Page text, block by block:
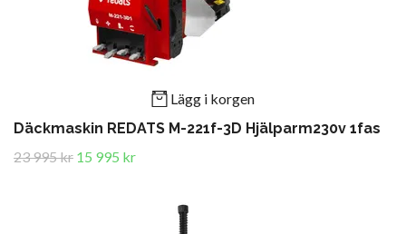
Lägg i korgen
Däckmaskin REDATS M-221f-3D Hjälparm230v 1fas
23 995 kr 15 995 kr